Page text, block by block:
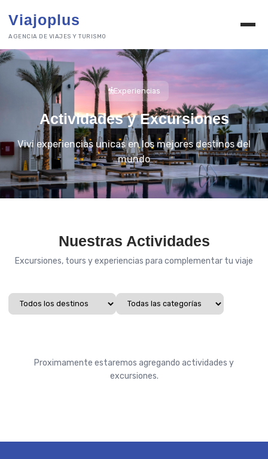
Viajoplus
AGENCIA DE VIAJES Y TURISMO
Experiencias
Actividades y Excursiones
Vivi experiencias unicas en los mejores destinos del
mundo
Nuestras Actividades
Excursiones, tours y experiencias para complementar tu viaje
Proximamente estaremos agregando actividades y
excursiones.